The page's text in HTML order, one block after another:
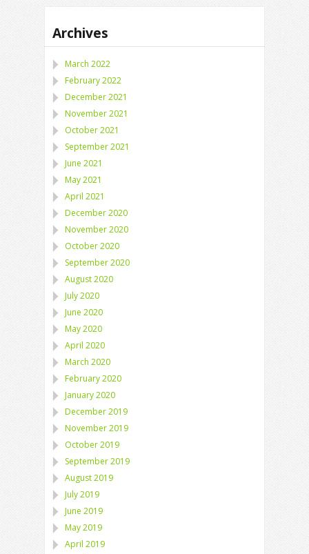
Archives
March 2022
February 2022
December 2021
November 2021
October 2021
September 2021
June 2021
May 2021
April 2021
December 2020
November 2020
October 2020
September 2020
August 2020
July 2020
June 2020
May 2020
April 2020
March 2020
February 2020
January 2020
December 2019
November 2019
October 2019
September 2019
August 2019
July 2019
June 2019
May 2019
April 2019